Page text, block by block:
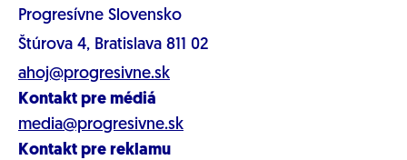
Progresívne Slovensko
Štúrova 4, Bratislava 811 02
ahoj@progresivne.sk
Kontakt pre médiá
media@progresivne.sk
Kontakt pre reklamu